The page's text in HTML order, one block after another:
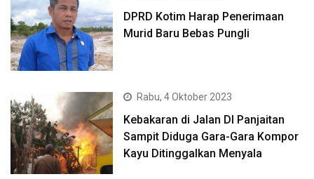
DPRD Kotim Harap Penerimaan
Murid Baru Bebas Pungli
Rabu, 4 Oktober 2023
Kebakaran di Jalan DI Panjaitan
Sampit Diduga Gara-Gara Kompor
Kayu Ditinggalkan Menyala